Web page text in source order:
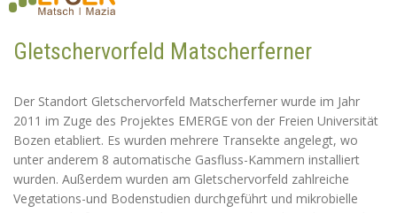
Gletschervorfeld Matscherferner
Der Standort Gletschervorfeld Matscherferner wurde im Jahr
2011 im Zuge des Projektes EMERGE von der Freien Universität
Bozen etabliert. Es wurden mehrere Transekte angelegt, wo
unter anderem 8 automatische Gasfluss-Kammern installiert
wurden. Außerdem wurden am Gletschervorfeld zahlreiche
Vegetations-und Bodenstudien durchgeführt und mikrobielle